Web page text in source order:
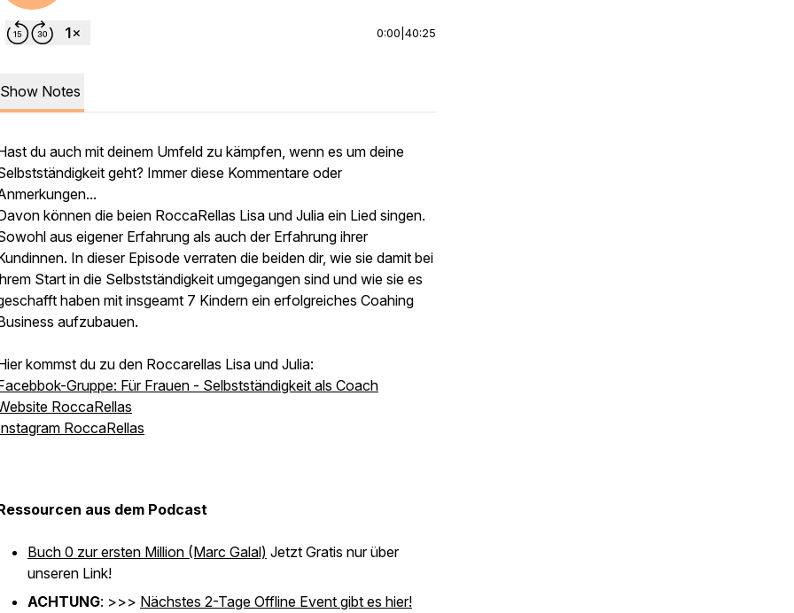
0:00 40:25
Show Notes
du auch mit deinem Umfeld zu kämpfen, wenn es um deine
geht? Immer diese Kommentare oder
können die beien RoccaRellas Lisa und Julia ein Lied singen.
aus eigener Erfahrung als auch der Erfahrung ihrer
In dieser Episode verraten die beiden dir, wie sie damit bei
Start in die Selbstständigkeit umgegangen sind und wie sie es
haben mit insgeamt 7 Kindern ein erfolgreiches Coahing
aufzubauen.
kommst du zu den Roccarellas Lisa und Julia:
Gruppe: Für Frauen - Selbstständigkeit als Coach
RoccaRellas
RoccaRellas
aus dem Podcast
Buch 0 zur ersten Million (Marc Galal) Jetzt Gratis nur über
unseren Link!
ACHTUNG: >>> Nächstes 2-Tage Offline Event gibt es hier!